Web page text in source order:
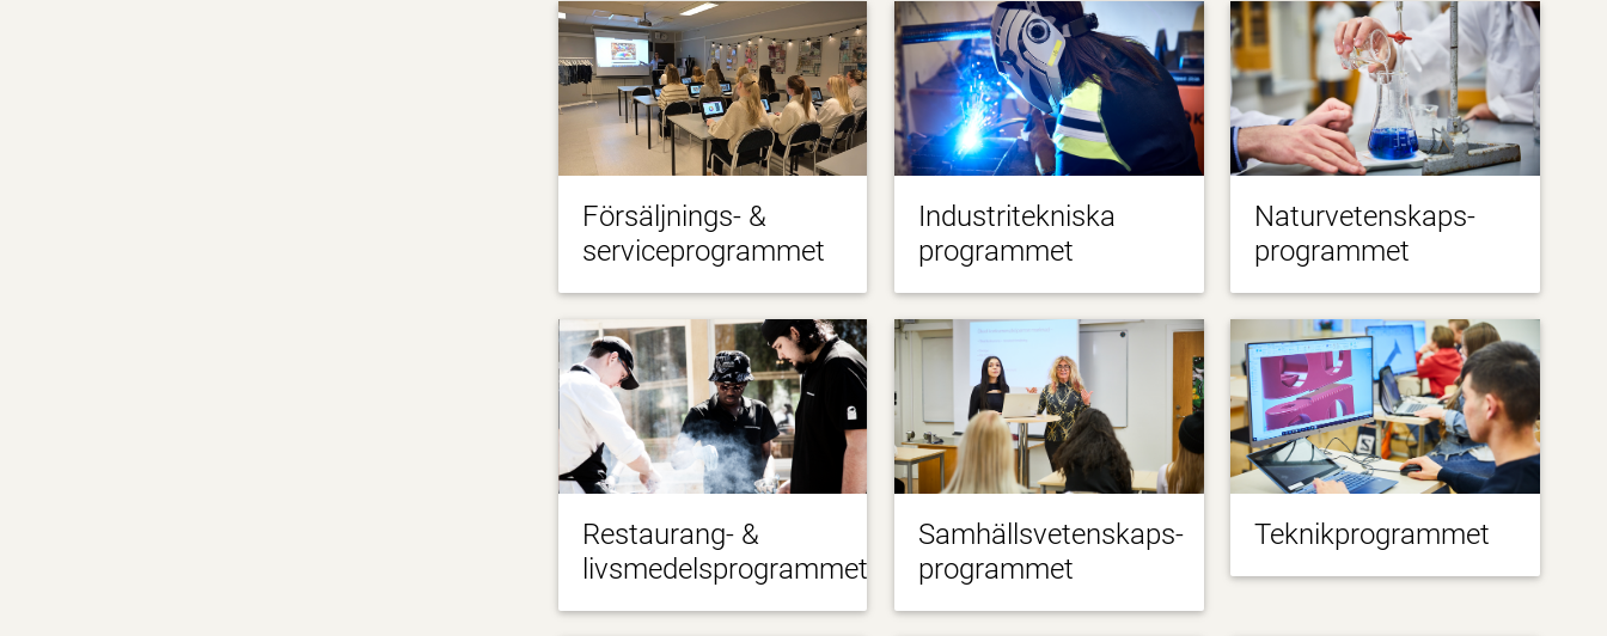
Försäljnings- &
serviceprogrammet
Industritekniska
programmet
Naturvetenskaps-
programmet
Restaurang- &
livsmedelsprogrammet
Samhällsvetenskaps-
programmet
Teknikprogrammet